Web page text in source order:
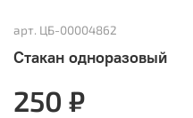
арт. ЦБ-00004862
Стакан одноразовый
250 ₽